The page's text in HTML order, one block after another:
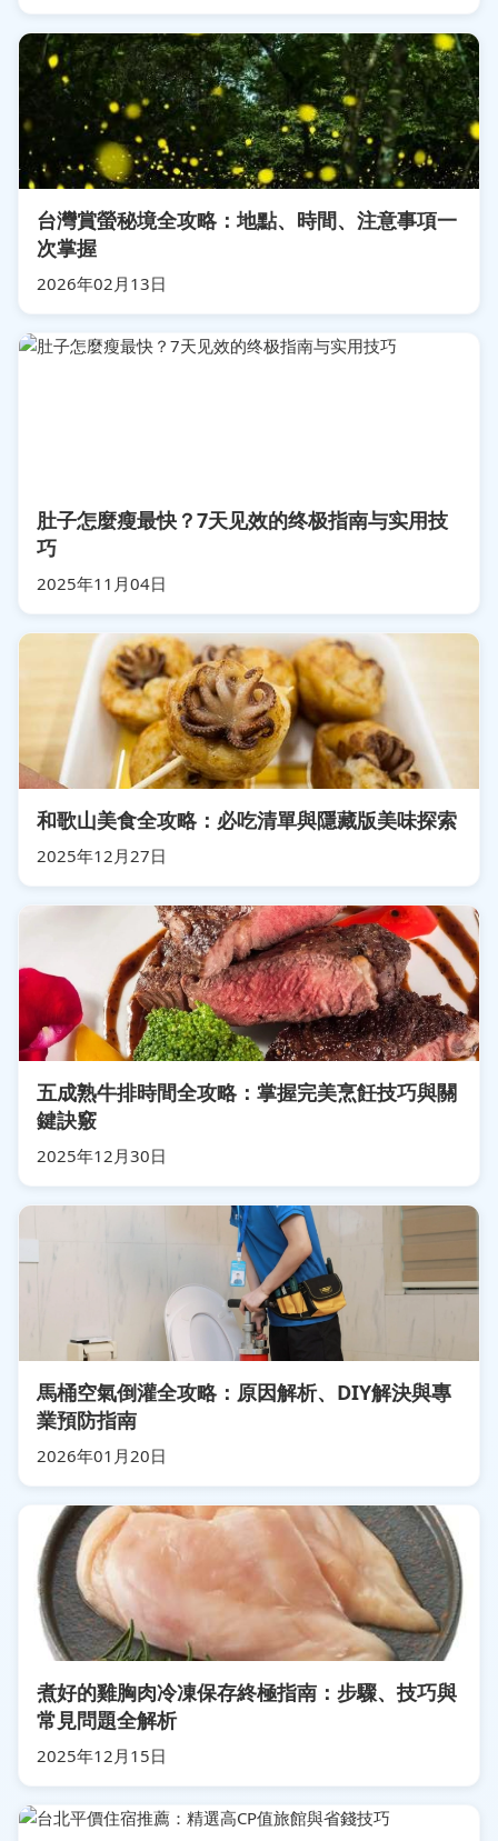
台灣賞螢秘境全攻略：地點、時間、注意事項一
次掌握
2026年02月13日
肚子怎麼瘦最快？7天见效的终极指南与实用技
巧
2025年11月04日
和歌山美食全攻略：必吃清單與隱藏版美味探索
2025年12月27日
五成熟牛排時間全攻略：掌握完美烹飪技巧與關
鍵訣竅
2025年12月30日
馬桶空氣倒灌全攻略：原因解析、DIY解決與專
業預防指南
2026年01月20日
煮好的雞胸肉冷凍保存終極指南：步驟、技巧與
常見問題全解析
2025年12月15日